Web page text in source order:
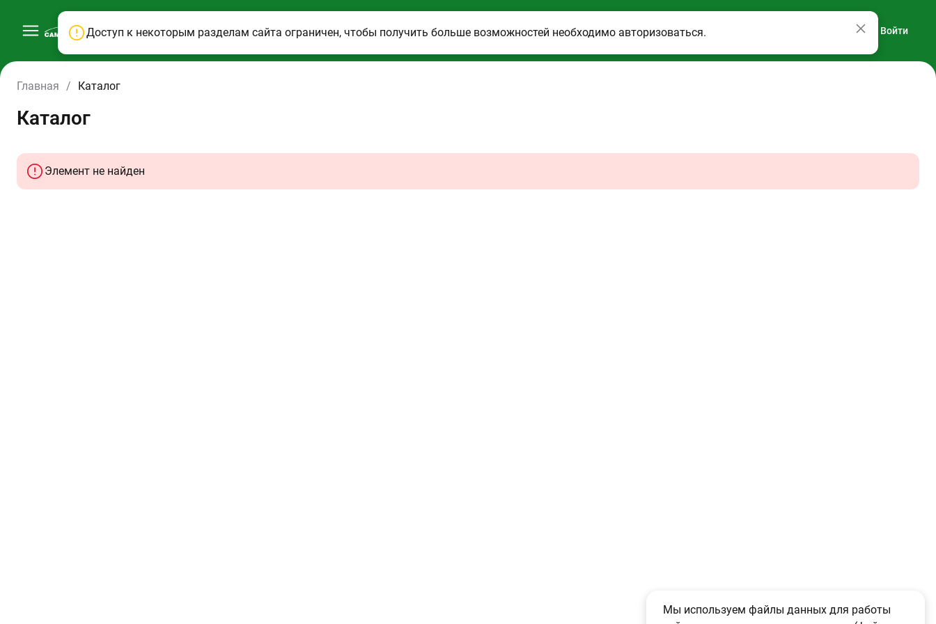
Войти
Главная / Каталог
Каталог
Элемент не найден
Мы используем файлы данных для работы
Доступ к некоторым разделам сайта ограничен, чтобы получить больше возможностей необходимо авторизоваться.